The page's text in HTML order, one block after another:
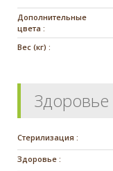
Дополнительные
цвета :
Вес (кг) :
Здоровье
Стерилизация :
Здоровье :